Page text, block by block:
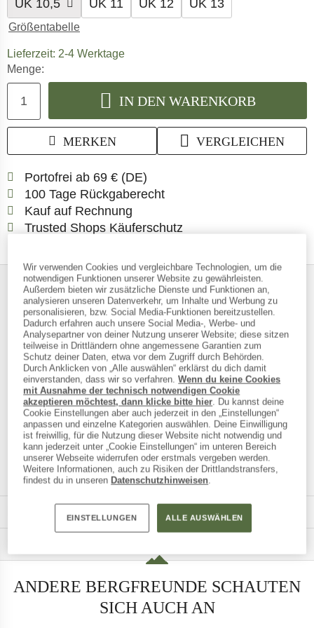
UK 10,5 UK 11 UK 12 UK 13
Größentabelle
Lieferzeit: 2-4 WerktageDer Link öffnet sich in einer Infobox
Menge:
IN DEN WARENKORB
MERKEN VERGLEICHEN
Portofrei ab 69 € (DE)
100 Tage RückgaberechtGehe hier zu den
Kauf auf Rechnung
Trusted Shops Käuferschutz
AUF EINEN BLICK
Robuste Freizeitstiefel für den Alltag
100%
Weiterempfehlu
ng
Leder/Synthetik
MATERIALINFOS & FEATURES
ANDERE BERGFREUNDE SCHAUTEN
SICH AUCH AN
Wir verwenden Cookies und vergleichbare Technologien, um die
notwendigen Funktionen unserer Website zu gewährleisten.
Außerdem bieten wir zusätzliche Dienste und Funktionen an,
analysieren unseren Datenverkehr, um Inhalte und Werbung zu
personalisieren, bzw. Social Media-Funktionen bereitzustellen.
Dadurch erfahren auch unsere Social Media-, Werbe- und
Analysepartner von deiner Nutzung unserer Website; diese sitzen
teilweise in Drittländern ohne angemessene Garantien zum
Schutz deiner Daten, etwa vor dem Zugriff durch Behörden.
Durch Anklicken von „Alle auswählen“ erklärst du dich damit
einverstanden, dass wir so verfahren.Wenn du keine Cookies
mit Ausnahme der technisch notwendigen Cookie
akzeptieren möchtest, dann klicke bitte hier. Du kannst deine
Cookie Einstellungen aber auch jederzeit in den „Einstellungen“
anpassen und einzelne Kategorien auswählen. Deine Einwilligung
ist freiwillig, für die Nutzung dieser Website nicht notwendig und
kann jederzeit unter „Cookie Einstellungen“ im unteren Bereich
unserer Webseite widerrufen oder erstmals vergeben werden.
Weitere Informationen, auch zu Risiken der Drittlandstransfers,
findest du in unseren Datenschutzhinweisen.
EINSTELLUNGEN ALLE AUSWÄHLEN